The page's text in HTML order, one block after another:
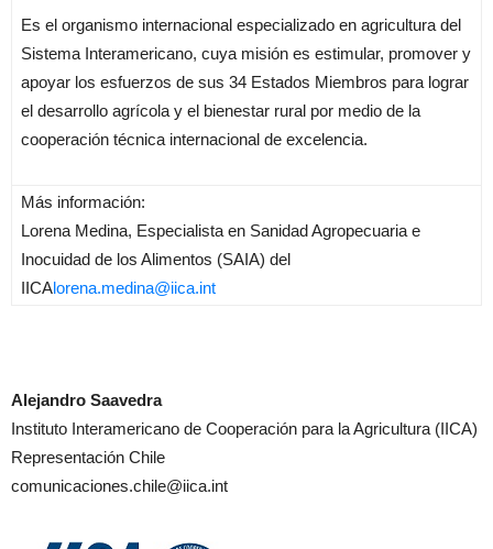
Es el organismo internacional especializado en agricultura del
Sistema Interamericano, cuya misión es estimular, promover y
apoyar los esfuerzos de sus 34 Estados Miembros para lograr
el desarrollo agrícola y el bienestar rural por medio de la
cooperación técnica internacional de excelencia.
Más información:
Lorena Medina, Especialista en Sanidad Agropecuaria e
Inocuidad de los Alimentos (SAIA) del
IICAlorena.medina@iica.int
Alejandro Saavedra
Instituto Interamericano de Cooperación para la Agricultura (IICA)
Representación Chile
comunicaciones.chile@iica.int